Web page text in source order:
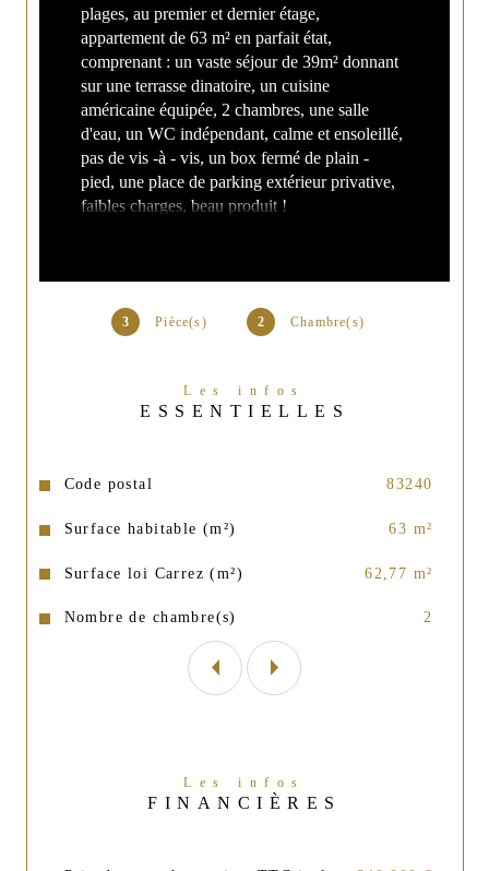
3 Pièce(s) 2 Chambre(s)
Les infos
ESSENTIELLES
Caractéristiques Valeurs
Code postal 83240
Surface habitable (m²) 63 m²
Surface loi Carrez (m²) 62,77 m²
Nombre de chambre(s) 2
plages, au premier et dernier étage,
appartement de 63 m² en parfait état,
comprenant : un vaste séjour de 39m² donnant
sur une terrasse dinatoire, un cuisine
américaine équipée, 2 chambres, une salle
d'eau, un WC indépendant, calme et ensoleillé,
pas de vis -à - vis, un box fermé de plain -
pied, une place de parking extérieur privative,
faibles charges, beau produit !
Les infos
FINANCIÈRES